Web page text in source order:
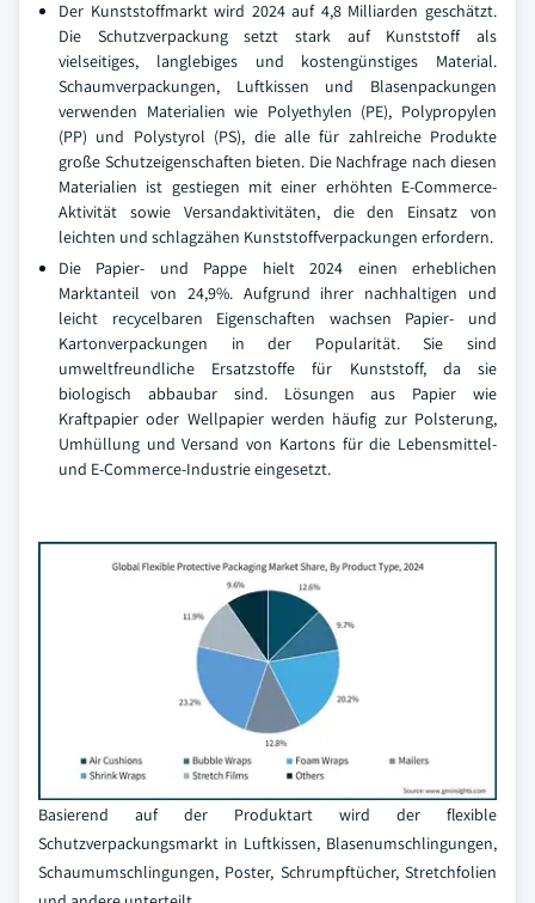
Der Kunststoffmarkt wird 2024 auf 4,8 Milliarden geschätzt.
Die Schutzverpackung setzt stark auf Kunststoff als
vielseitiges, langlebiges und kostengünstiges Material.
Schaumverpackungen, Luftkissen und Blasenpackungen
verwenden Materialien wie Polyethylen (PE), Polypropylen
(PP) und Polystyrol (PS), die alle für zahlreiche Produkte
große Schutzeigenschaften bieten. Die Nachfrage nach diesen
Materialien ist gestiegen mit einer erhöhten E-Commerce-
Aktivität sowie Versandaktivitäten, die den Einsatz von
leichten und schlagzähen Kunststoffverpackungen erfordern.
Die Papier- und Pappe hielt 2024 einen erheblichen
Marktanteil von 24,9%. Aufgrund ihrer nachhaltigen und
leicht recycelbaren Eigenschaften wachsen Papier- und
Kartonverpackungen in der Popularität. Sie sind
umweltfreundliche Ersatzstoffe für Kunststoff, da sie
biologisch abbaubar sind. Lösungen aus Papier wie
Kraftpapier oder Wellpapier werden häufig zur Polsterung,
Umhüllung und Versand von Kartons für die Lebensmittel-
und E-Commerce-Industrie eingesetzt.
Basierend auf der Produktart wird der flexible
Schutzverpackungsmarkt in Luftkissen, Blasenumschlingungen,
Schaumumschlingungen, Poster, Schrumpftücher, Stretchfolien